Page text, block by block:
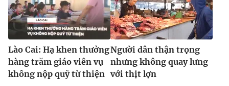
Lào Cai: Hạ khen thưởng
hàng trăm giáo viên vụ
không nộp quỹ từ thiện
Người dân thận trọng
nhưng không quay lưng
với thịt lợn